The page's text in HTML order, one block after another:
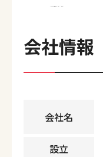
会社情報
会社名
設立